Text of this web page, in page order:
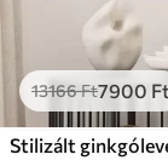
Eco-
Tól12405Ft
✓Élénk, gazdag
✓Fakulásálló
13166Ft7900